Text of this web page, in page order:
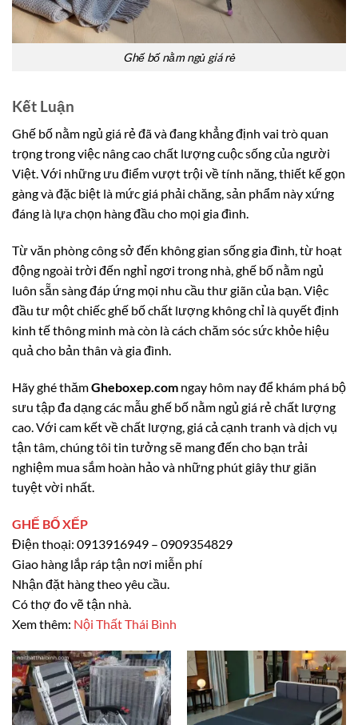
Ghế bố nằm ngủ giá rẻ
Kết Luận
Ghế bố nằm ngủ giá rẻ đã và đang khẳng định vai trò quan
trọng trong việc nâng cao chất lượng cuộc sống của người
Việt. Với những ưu điểm vượt trội về tính năng, thiết kế gọn
gàng và đặc biệt là mức giá phải chăng, sản phẩm này xứng
đáng là lựa chọn hàng đầu cho mọi gia đình.
Từ văn phòng công sở đến không gian sống gia đình, từ hoạt
động ngoài trời đến nghỉ ngơi trong nhà, ghế bố nằm ngủ
luôn sẵn sàng đáp ứng mọi nhu cầu thư giãn của bạn. Việc
đầu tư một chiếc ghế bố chất lượng không chỉ là quyết định
kinh tế thông minh mà còn là cách chăm sóc sức khỏe hiệu
quả cho bản thân và gia đình.
Hãy ghé thămGheboxep.com ngay hôm nay để khám phá bộ
sưu tập đa dạng các mẫu ghế bố nằm ngủ giá rẻ chất lượng
cao. Với cam kết về chất lượng, giá cả cạnh tranh và dịch vụ
tận tâm, chúng tôi tin tưởng sẽ mang đến cho bạn trải
nghiệm mua sắm hoàn hảo và những phút giây thư giãn
tuyệt vời nhất.
GHẾ BỐ XẾP
Điện thoại: 0913916949 – 0909354829
Giao hàng lắp ráp tận nơi miễn phí
Nhận đặt hàng theo yêu cầu.
Có thợ đo vẽ tận nhà.
Xem thêm: Nội Thất Thái Bình